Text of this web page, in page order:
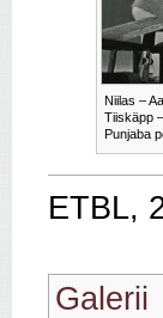
Niilas –
Tiiskäpp
Punjaba
ETBL,
Galerii